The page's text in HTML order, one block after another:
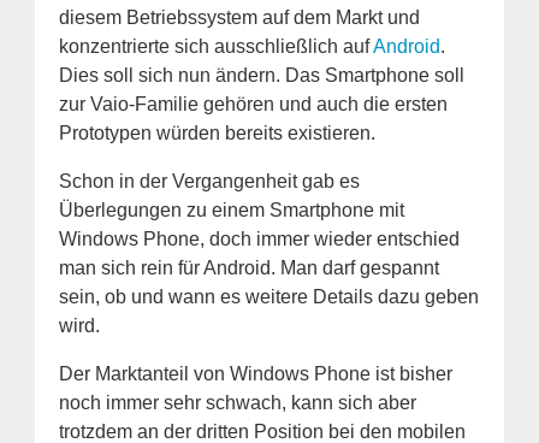
diesem Betriebssystem auf dem Markt und
konzentrierte sich ausschließlich aufAndroid.
Dies soll sich nun ändern. Das Smartphone soll
zur Vaio-Familie gehören und auch die ersten
Prototypen würden bereits existieren.
Schon in der Vergangenheit gab es
Überlegungen zu einem Smartphone mit
Windows Phone, doch immer wieder entschied
man sich rein für Android. Man darf gespannt
sein, ob und wann es weitere Details dazu geben
wird.
Der Marktanteil von Windows Phone ist bisher
noch immer sehr schwach, kann sich aber
trotzdem an der dritten Position bei den mobilen